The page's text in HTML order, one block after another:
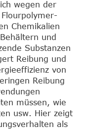
wegen der
Chemikalien
und
Substanzen
Reibung und
von
Reibung
müssen, wie
usw. Hier zeigt
als